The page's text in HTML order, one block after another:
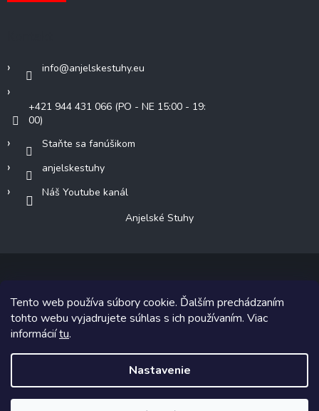
Tento web používa súbory cookie. Ďalším prechádzaním
tohto webu vyjadrujete súhlas s ich používaním. Viac
informáciítu.
Nastavenie
info@anjelskestuhy.eu
+421 944 431 066 (PO - NE 15:00 - 19:
00)
Staňte sa fanúšikom
anjelskestuhy
Náš Youtube kanál
Anjelské Stuhy
Copyright 2026Anjelské Stuhy. Všetky práva vyhradené.
Grafický návrh vytvoril a na Shoptet implementoval
Shoptetak.cz.